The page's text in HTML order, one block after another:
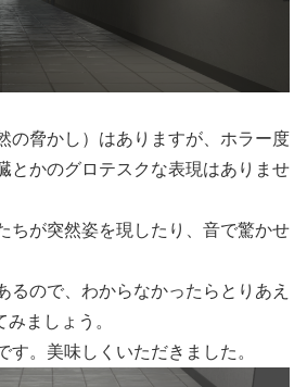
の脅かし）はありますが、ホラー度
とかのグロテスクな表現はありませ
ちが突然姿を現したり、音で驚かせ
るので、わからなかったらとりあえ
ましょう。
す。美味しくいただきました。